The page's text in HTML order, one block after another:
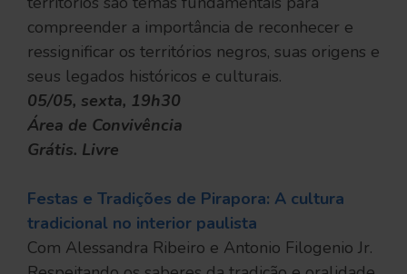
compreender a importância de reconhecer e
ressignificar os territórios negros, suas origens e
seus legados históricos e culturais.
05/05, sexta, 19h30
Área de Convivência
Grátis. Livre
Festas e Tradições de Pirapora: A cultura
tradicional no interior paulista
Com Alessandra Ribeiro e Antonio Filogenio Jr.